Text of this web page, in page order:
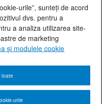
urile”, sunteți de acord
dvs. pentru a
a analiza utilizarea site-
de marketing
și modulele cookie
toate
urile